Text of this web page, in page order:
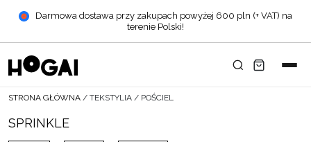
Darmowa dostawa przy zakupach powyżej 600 pln (+ VAT) na
terenie Polski!
STRONA GŁÓWNA / TEKSTYLIA / POŚCIEL
SPRINKLE